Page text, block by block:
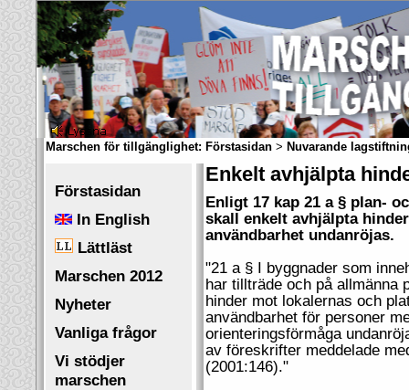
Marschen för tillgänglighet: Förstasidan > Nuvarande
Förstasidan
In English
Lättläst
Marschen 2012
Nyheter
Vanliga frågor
Vi stödjer
marschen
Enkelt avhjälpta
Enligt 17 kap 21 a § plan-
skall enkelt avhjälpta
användbarhet undanröjas.
"21 a § I byggnader som
har tillträde och på allmänna
hinder mot lokalernas och
användbarhet för personer
orienteringsförmåga
av föreskrifter meddelade
(2001:146)."